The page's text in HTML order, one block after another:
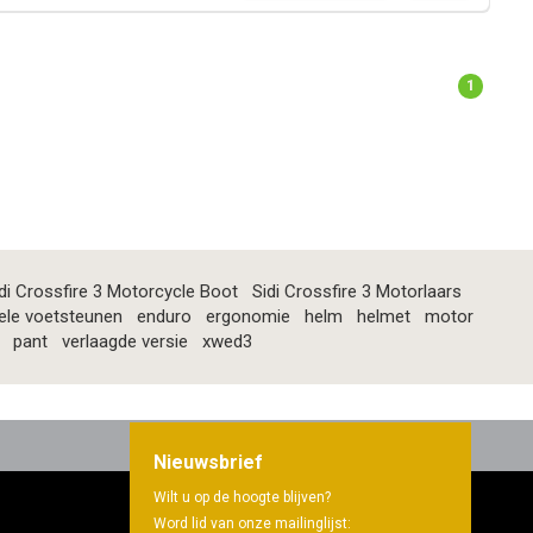
1
Crossfire 3 Motorcycle Boot
Sidi Crossfire 3 Motorlaars
voetsteunen enduro ergonomie helm helmet
motor
pant verlaagde versie xwed3
Nieuwsbrief
Wilt u op de hoogte blijven?
Word lid van onze mailinglijst: